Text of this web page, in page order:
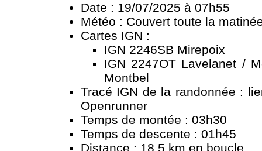
Date : 19/07/2025 à 07h55
Météo : Couvert toute la
Cartes IGN :
IGN 2246SB Mirepoix
IGN 2247OT Lavelanet /
Montbel
Tracé IGN de la randonnée :
Openrunner
Temps de montée : 03h30
Temps de descente : 01h45
Distance : 18,5 km en boucle